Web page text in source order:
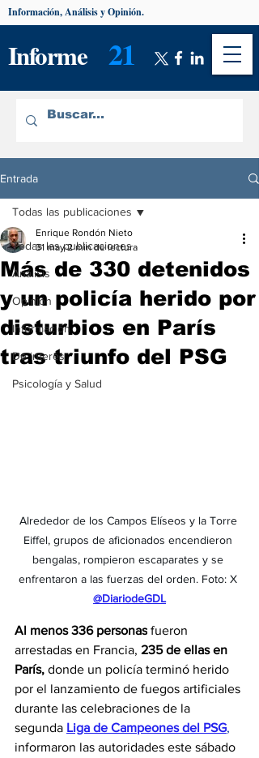
Informe 21
Información, Análisis y Opinión.
Entrada
Todas las publicaciones
Análisis
Opinión
Información
De interés
Psicología y Salud
Todas las publicaciones
Más de 330 detenidos
y un policía herido por
disturbios en París
tras triunfo del PSG
Enrique Rondón Nieto
31 may 2 min de lectura
Alrededor de los Campos Elíseos y la Torre
Eiffel, grupos de aficionados encendieron
bengalas, rompieron escaparates y se
enfrentaron a las fuerzas del orden. Foto: X
@DiariodeGDL
Al menos 336 personas fueron
arrestadas en Francia, 235 de ellas en
París, donde un policía terminó herido
por el lanzamiento de fuegos artificiales
durante las celebraciones de la
segunda Liga de Campeones del PSG,
informaron las autoridades este sábado